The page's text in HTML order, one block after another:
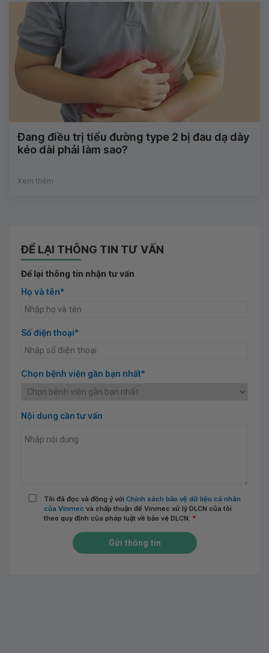
Đang điều trị tiểu đường type 2 bị đau dạ dày
kéo dài phải làm sao?
Xem thêm
ĐỂ LẠI THÔNG TIN TƯ VẤN
Để lại thông tin nhận tư vấn
Họ và tên*
Số điện thoại*
Chọn bệnh viện gần bạn nhất*
Nội dung cần tư vấn
Tôi đã đọc và đồng ý với Chính sách bảo vệ dữ liệu cá nhân
của Vinmec và chấp thuận để Vinmec xử lý DLCN của tôi
theo quy định của pháp luật về bảo vệ DLCN. *
Gửi thông tin